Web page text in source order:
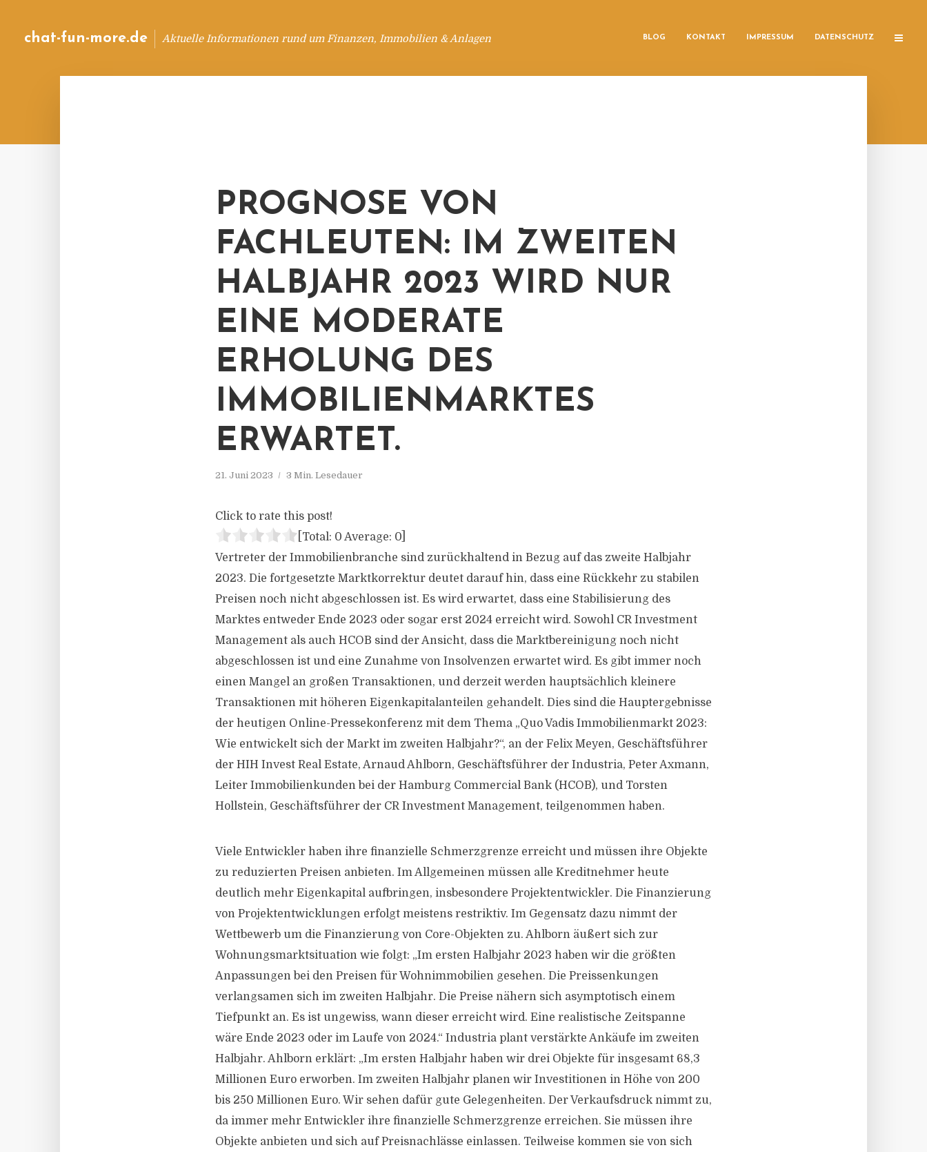
chat-fun-more.de Aktuelle Informationen rund um Finanzen, Immobilien & Anlagen BLOG KONTAKT IMPRESSUM DATENSCHUTZ
PROGNOSE VON
FACHLEUTEN: IM ZWEITEN
HALBJAHR 2023 WIRD NUR
EINE MODERATE
ERHOLUNG DES
IMMOBILIENMARKTES
ERWARTET.
21. Juni 2023 3 Min. Lesedauer
Click to rate this post!
[Total: 0 Average: 0
Vertreter der Immobilienbranche sind zurückhaltend in Bezug auf das zweite Halbjahr
2023. Die fortgesetzte Marktkorrektur deutet darauf hin, dass eine Rückkehr zu stabilen
Preisen noch nicht abgeschlossen ist. Es wird erwartet, dass eine Stabilisierung des
Marktes entweder Ende 2023 oder sogar erst 2024 erreicht wird. Sowohl CR Investment
Management als auch HCOB sind der Ansicht, dass die Marktbereinigung noch nicht
abgeschlossen ist und eine Zunahme von Insolvenzen erwartet wird. Es gibt immer noch
einen Mangel an großen Transaktionen, und derzeit werden hauptsächlich kleinere
Transaktionen mit höheren Eigenkapitalanteilen gehandelt. Dies sind die Hauptergebnisse
der heutigen Online-Pressekonferenz mit dem Thema „Quo Vadis Immobilienmarkt 2023:
Wie entwickelt sich der Markt im zweiten Halbjahr?“, an der Felix Meyen, Geschäftsführer
der HIH Invest Real Estate, Arnaud Ahlborn, Geschäftsführer der Industria, Peter Axmann,
Leiter Immobilienkunden bei der Hamburg Commercial Bank (HCOB), und Torsten
Hollstein, Geschäftsführer der CR Investment Management, teilgenommen haben.
Viele Entwickler haben ihre finanzielle Schmerzgrenze erreicht und müssen ihre Objekte
zu reduzierten Preisen anbieten. Im Allgemeinen müssen alle Kreditnehmer heute
deutlich mehr Eigenkapital aufbringen, insbesondere Projektentwickler. Die Finanzierung
von Projektentwicklungen erfolgt meistens restriktiv. Im Gegensatz dazu nimmt der
Wettbewerb um die Finanzierung von Core-Objekten zu. Ahlborn äußert sich zur
Wohnungsmarktsituation wie folgt: „Im ersten Halbjahr 2023 haben wir die größten
Anpassungen bei den Preisen für Wohnimmobilien gesehen. Die Preissenkungen
verlangsamen sich im zweiten Halbjahr. Die Preise nähern sich asymptotisch einem
Tiefpunkt an. Es ist ungewiss, wann dieser erreicht wird. Eine realistische Zeitspanne
wäre Ende 2023 oder im Laufe von 2024.“ Industria plant verstärkte Ankäufe im zweiten
Halbjahr. Ahlborn erklärt: „Im ersten Halbjahr haben wir drei Objekte für insgesamt 68,3
Millionen Euro erworben. Im zweiten Halbjahr planen wir Investitionen in Höhe von 200
bis 250 Millionen Euro. Wir sehen dafür gute Gelegenheiten. Der Verkaufsdruck nimmt zu,
da immer mehr Entwickler ihre finanzielle Schmerzgrenze erreichen. Sie müssen ihre
Objekte anbieten und sich auf Preisnachlässe einlassen. Teilweise kommen sie von sich